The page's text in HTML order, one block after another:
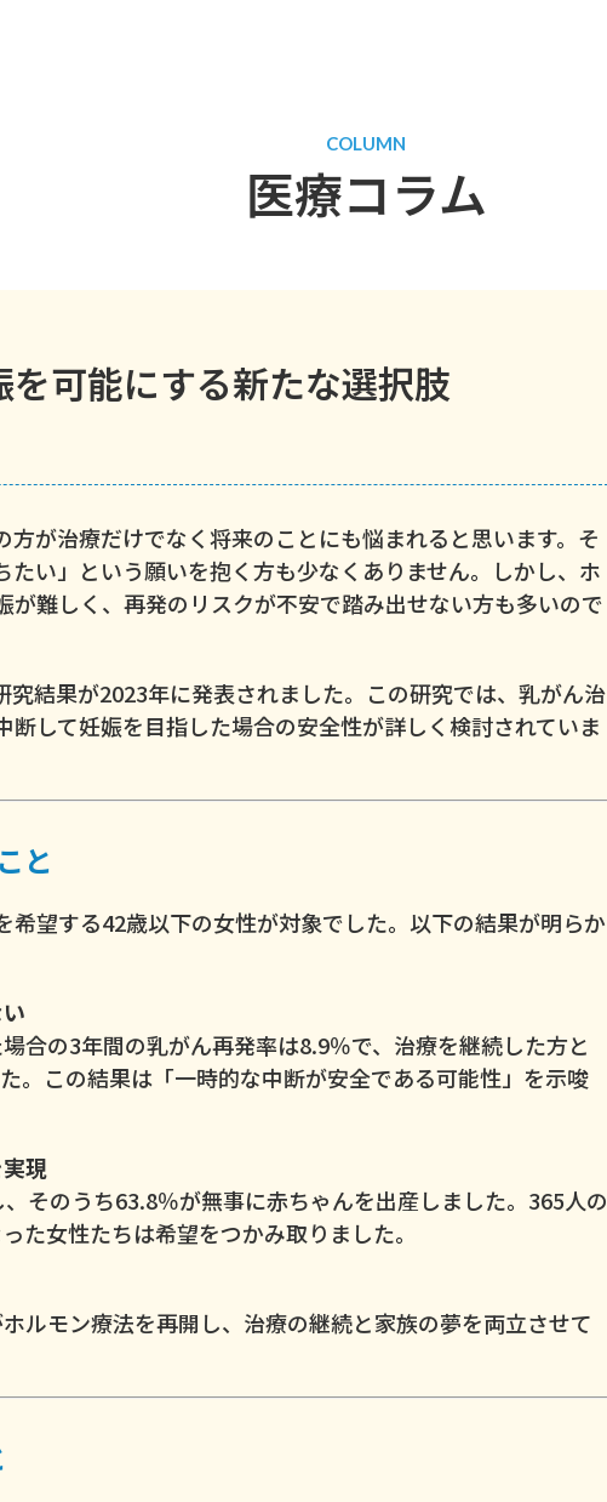
COLUMN
医療コラム
可能にする新たな選択肢
が治療だけでなく将来のことにも悩まれると思います。そ
たい」という願いを抱く方も少なくありません。しかし、ホ
が難しく、再発のリスクが不安で踏み出せない方も多いので
究結果が2023年に発表されました。この研究では、乳がん治
して妊娠を目指した場合の安全性が詳しく検討されていま
と
希望する42歳以下の女性が対象でした。以下の結果が明らか
合の3年間の乳がん再発率は8.9％で、治療を継続した方と
。この結果は「一時的な中断が安全である可能性」を示唆
現
そのうち63.8％が無事に赤ちゃんを出産しました。365人の
た女性たちは希望をつかみ取りました。
ルモン療法を再開し、治療の継続と家族の夢を両立させて